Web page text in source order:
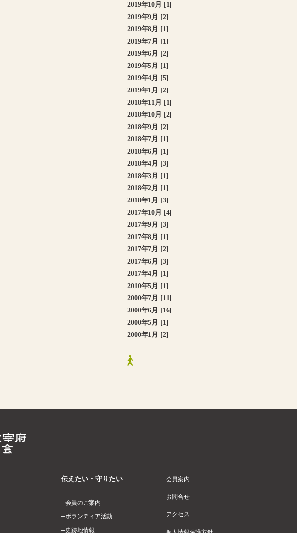
2019年10月 [1]
2019年9月 [2]
2019年8月 [1]
2019年7月 [1]
2019年6月 [2]
2019年5月 [1]
2019年4月 [5]
2019年1月 [2]
2018年11月 [1]
2018年10月 [2]
2018年9月 [2]
2018年7月 [1]
2018年6月 [1]
2018年4月 [3]
2018年3月 [1]
2018年2月 [1]
2018年1月 [3]
2017年10月 [4]
2017年9月 [3]
2017年8月 [1]
2017年7月 [2]
2017年6月 [3]
2017年4月 [1]
2010年5月 [1]
2000年7月 [11]
2000年6月 [16]
2000年5月 [1]
2000年1月 [2]
伝えたい・守りたい
会員のご案内
ボランティア活動
史跡地情報
会員案内
お問合せ
アクセス